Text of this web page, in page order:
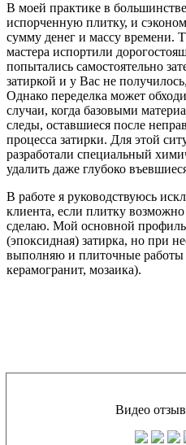
В моей практике в
испорченную плитку, и
сумму денег и массу времени.
мастера испортили
попытались самостоятельно
затиркой и у Вас не
Однако переделка может
случаи, когда базовыми
следы, оставшиеся после
процесса затирки. Для этой
разработали специальный
удалить даже глубоко
В работе я руководствуюсь
клиента, если плитку
сделаю. Мой основной
(эпоксидная) затирка, но при
выполняю и плиточные работы
керамогранит, мозаика).
Видео